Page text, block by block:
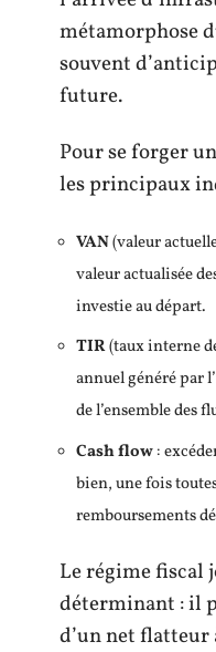
métamorphose
souvent
future.
Pour se forger
les principaux
VAN(valeur
valeur actualisée
investie au départ.
TIR(taux interne
annuel généré par
de l’ensemble des
Cash flow:
bien, une fois
remboursements
Le régime fiscal
déterminant : il
d’un net